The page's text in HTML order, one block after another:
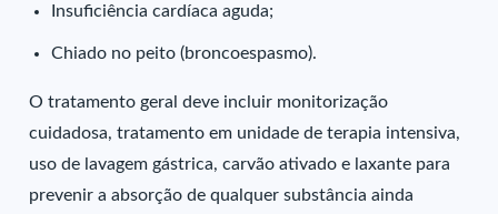
Insuficiência cardíaca aguda;
Chiado no peito (broncoespasmo).
O tratamento geral deve incluir monitorização
cuidadosa, tratamento em unidade de terapia intensiva,
uso de lavagem gástrica, carvão ativado e laxante para
prevenir a absorção de qualquer substância ainda